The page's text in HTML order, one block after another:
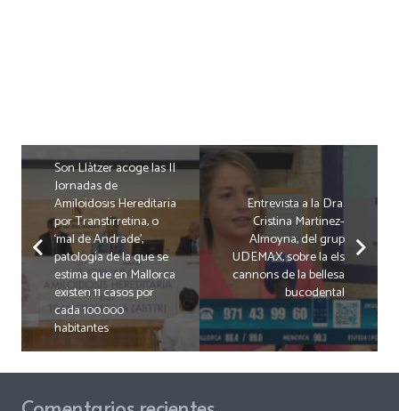
Son Llàtzer acoge las II
Jornadas de
Amiloidosis Hereditaria
por Transtirretina, o
‘mal de Andrade’,
patología de la que se
estima que en Mallorca
existen 11 casos por
cada 100.000
habitantes
Entrevista a la Dra.
Cristina Martinez-
Almoyna, del grup
UDEMAX, sobre la els
cannons de la bellesa
bucodental